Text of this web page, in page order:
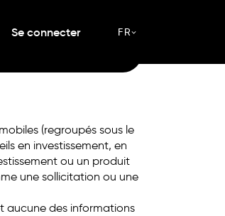
Se connecter FR
forts de perte. *
(regroupés sous le
en investissement, en
ou un produit
une sollicitation ou une
aucune des informations